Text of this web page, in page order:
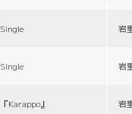
Single 岩
Single 岩
『Karappo』 岩